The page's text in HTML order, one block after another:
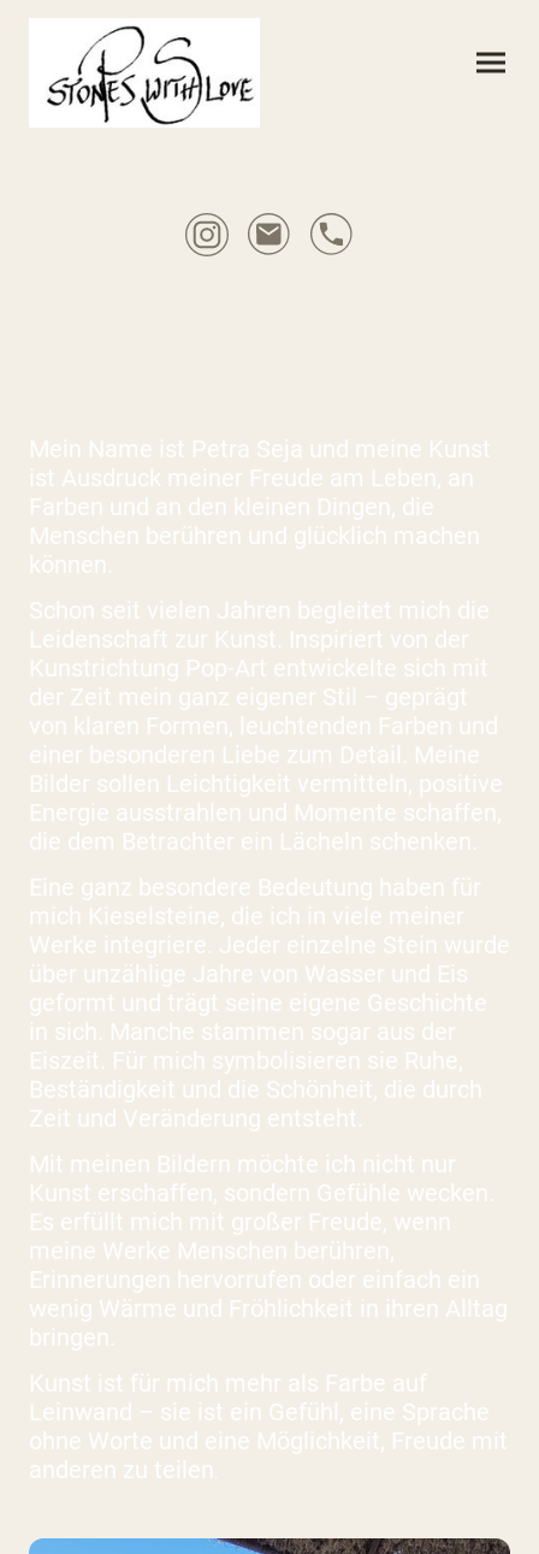
Mein Name ist Petra Seja und meine Kunst
ist Ausdruck meiner Freude am Leben, an
Farben und an den kleinen Dingen, die
Menschen berühren und glücklich machen
können.
Schon seit vielen Jahren begleitet mich die
Leidenschaft zur Kunst. Inspiriert von der
Kunstrichtung Pop-Art entwickelte sich mit
der Zeit mein ganz eigener Stil – geprägt
von klaren Formen, leuchtenden Farben und
einer besonderen Liebe zum Detail. Meine
Bilder sollen Leichtigkeit vermitteln, positive
Energie ausstrahlen und Momente schaffen,
die dem Betrachter ein Lächeln schenken.
Eine ganz besondere Bedeutung haben für
mich Kieselsteine, die ich in viele meiner
Werke integriere. Jeder einzelne Stein wurde
über unzählige Jahre von Wasser und Eis
geformt und trägt seine eigene Geschichte
in sich. Manche stammen sogar aus der
Eiszeit. Für mich symbolisieren sie Ruhe,
Beständigkeit und die Schönheit, die durch
Zeit und Veränderung entsteht.
Mit meinen Bildern möchte ich nicht nur
Kunst erschaffen, sondern Gefühle wecken.
Es erfüllt mich mit großer Freude, wenn
meine Werke Menschen berühren,
Erinnerungen hervorrufen oder einfach ein
wenig Wärme und Fröhlichkeit in ihren Alltag
bringen.
Kunst ist für mich mehr als Farbe auf
Leinwand – sie ist ein Gefühl, eine Sprache
ohne Worte und eine Möglichkeit, Freude mit
anderen zu teilen